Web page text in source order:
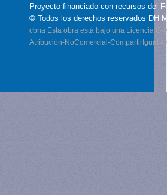
Proyecto financiado con recursos del
© Todos los derechos reservados DH
cbna Esta obra está bajo una Licencia
Atribución-NoComercial-CompartirIgual